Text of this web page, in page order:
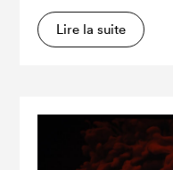
Lire la suite